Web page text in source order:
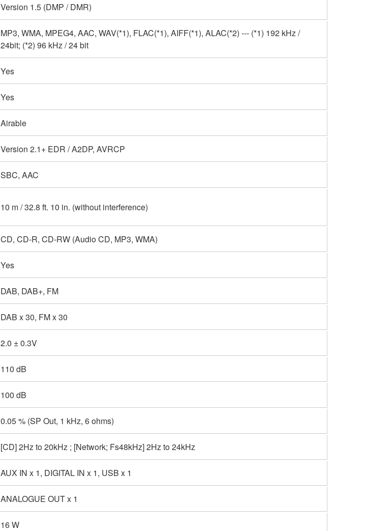
Version 1.5 (DMP / DMR)
MP3, WMA, MPEG4, AAC, WAV(*1), FLAC(*1), AIFF(*1), ALAC(*2) --- (*1) 192 kHz /
24bit; (*2) 96 kHz / 24 bit
Yes
Yes
Airable
Version 2.1+ EDR / A2DP, AVRCP
SBC, AAC
10 m / 32.8 ft. 10 in. (without interference)
CD, CD-R, CD-RW (Audio CD, MP3, WMA)
Yes
DAB, DAB+, FM
DAB x 30, FM x 30
2.0 ± 0.3V
110 dB
100 dB
0.05 % (SP Out, 1 kHz, 6 ohms)
[CD] 2Hz to 20kHz ; [Network; Fs48kHz] 2Hz to 24kHz
AUX IN x 1, DIGITAL IN x 1, USB x 1
ANALOGUE OUT x 1
16 W